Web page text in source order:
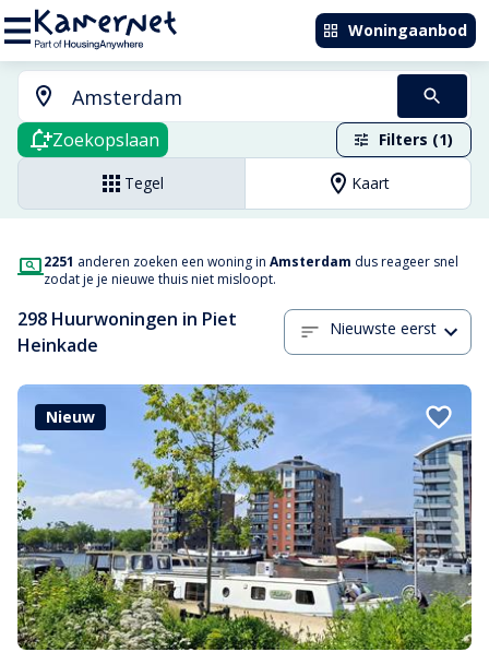
Woningaanbod
Zoekopslaan Filters (1)
Tegel Kaart
2251 anderen zoeken een woning in Amsterdam dus reageer snel
zodat je je nieuwe thuis niet misloopt.
298 Huurwoningen in Piet
Heinkade
Nieuwste eerst
Nieuw